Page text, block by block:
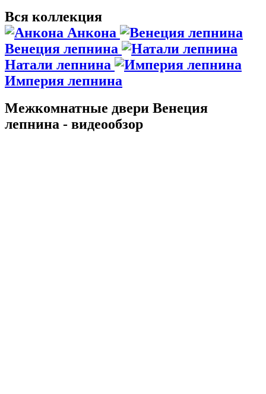
Вся коллекция
Анкона
Венеция лепнина
Натали лепнина
Империя лепнина
Межкомнатные двери Венеция
лепнина - видеообзор